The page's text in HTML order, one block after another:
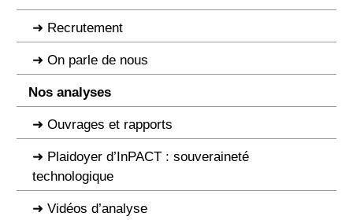
Recrutement
On parle de nous
Nos analyses
Ouvrages et rapports
Plaidoyer d’InPACT : souveraineté
technologique
Vidéos d’analyse